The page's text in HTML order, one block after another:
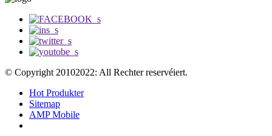
© Copyright 20102022: All Rechter reservéiert.
Hot Produkter
Sitemap
AMP Mobile